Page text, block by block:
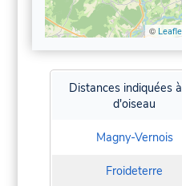
©
Distances indiquées
d'oiseau
Magny-Vernois
Froideterre